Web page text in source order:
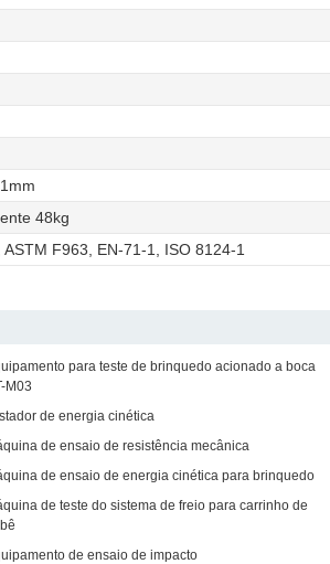
48kg
F963, EN-71-1, ISO 8124-1
para teste de brinquedo acionado a boca
M03
de energia cinética
de ensaio de resistência mecânica
de ensaio de energia cinética para brinquedo
de teste do sistema de freio para carrinho de
de ensaio de impacto